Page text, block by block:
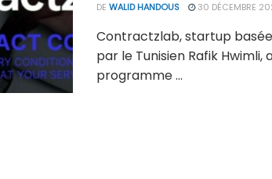
DE WALID HANDOUS 30 DÉCEMBRE
Contractzlab, startup
par le Tunisien Rafik
programme ...